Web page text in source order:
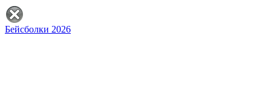
Бейсболки 2026